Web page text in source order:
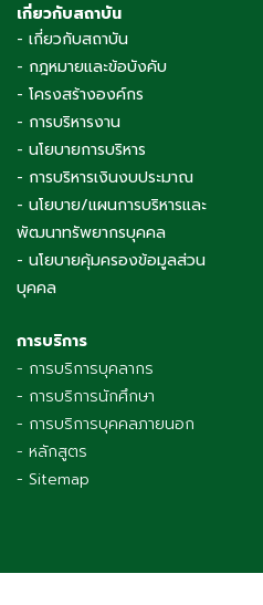
เกี่ยวกับสถาบัน
- เกี่ยวกับสถาบัน
- กฎหมายและข้อบังคับ
- โครงสร้างองค์กร
- การบริหารงาน
- นโยบายการบริหาร
- การบริหารเงินงบประมาณ
- นโยบาย/แผนการบริหารและ
พัฒนาทรัพยากรบุคคล
- นโยบายคุ้มครองข้อมูลส่วน
บุคคล
การบริการ
- การบริการบุคลากร
- การบริการนักศึกษา
- การบริการบุคคลภายนอก
- หลักสูตร
- Sitemap